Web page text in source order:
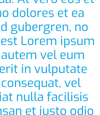
dolores et ea
gubergren, no
Lorem ipsum
vel eum
in vulputate
vel
nulla facilisis
et iusto odio